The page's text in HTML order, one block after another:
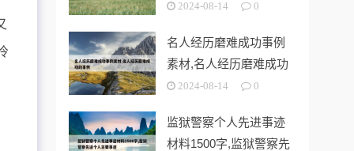
2024-08-14 0
名人经历磨难成功事例
素材,名人经历磨难成功
的事例
2024-08-14 0
监狱警察个人先进事迹
材料1500字,监狱警察先